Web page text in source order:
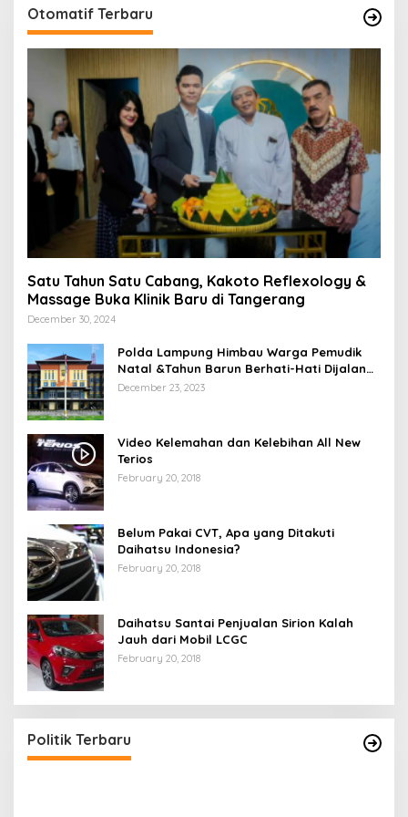
Otomatif Terbaru
Satu Tahun Satu Cabang, Kakoto Reflexology &
Massage Buka Klinik Baru di Tangerang
December 30, 2024
Polda Lampung Himbau Warga Pemudik
Natal &Tahun Barun Berhati-Hati Dijalan
Saat Melintas di -Titik Rawan Kecelakaan
December 23, 2023
Video Kelemahan dan Kelebihan All New
Terios
February 20, 2018
Belum Pakai CVT, Apa yang Ditakuti
Daihatsu Indonesia?
February 20, 2018
Daihatsu Santai Penjualan Sirion Kalah
Jauh dari Mobil LCGC
February 20, 2018
Politik Terbaru